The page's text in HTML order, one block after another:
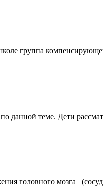
группа
данной теме. Дети
головного мозга